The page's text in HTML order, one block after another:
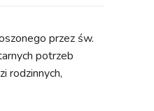
przez św.
potrzeb
rodzinnych,